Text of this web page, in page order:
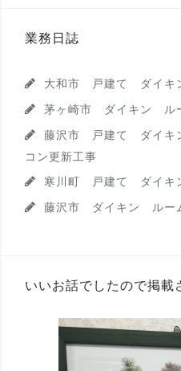
ゲ
シ
ョ
ン
業務日誌
大和市 戸建て ダイキ
茅ヶ崎市 ダイキン ル
藤沢市 戸建て ダイキ
コン更新工事
寒川町 戸建て ダイキ
藤沢市 ダイキン ルー
いいお話でしたので掲載